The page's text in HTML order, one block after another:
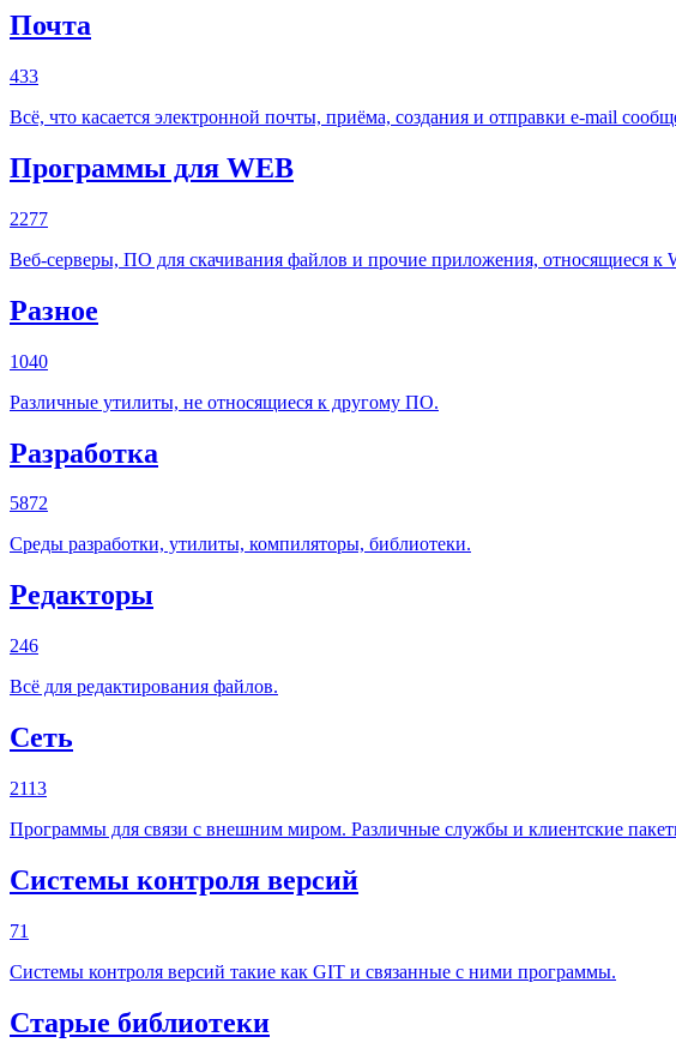
Почта
433
Всё, что касается электронной почты, приёма, создания и отправки e-mail
Программы для WEB
2277
Веб-серверы, ПО для скачивания файлов и прочие приложения, относящиеся к
Разное
1040
Различные утилиты, не относящиеся к другому ПО.
Разработка
5872
Среды разработки, утилиты, компиляторы, библиотеки.
Редакторы
246
Всё для редактирования файлов.
Сеть
2113
Программы для связи с внешним миром. Различные службы и клиентские
Системы контроля версий
71
Системы контроля версий такие как GIT и связанные с ними программы.
Старые библиотеки